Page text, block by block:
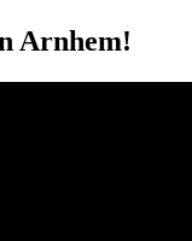
Arnhem!